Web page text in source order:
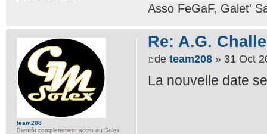
Asso FeGaF, Galet'
Re: A.G.
de team208 » 31 Oct
La nouvelle date
team208
Bientôt completement accro au Solex